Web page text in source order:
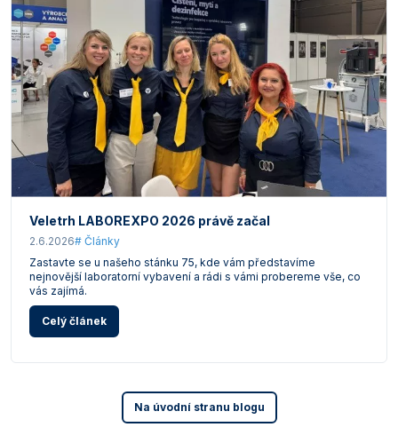
Veletrh LABOREXPO 2026 právě začal
2.6.2026# Články
Zastavte se u našeho stánku 75, kde vám představíme
nejnovější laboratorní vybavení a rádi s vámi probereme vše, co
vás zajímá.
Celý článek
Na úvodní stranu blogu